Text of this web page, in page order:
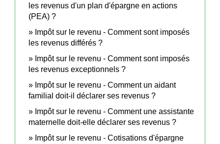
les revenus d'un plan d'épargne en actions
(PEA) ?
Impôt sur le revenu - Comment sont imposés
les revenus différés ?
Impôt sur le revenu - Comment sont imposés
les revenus exceptionnels ?
Impôt sur le revenu - Comment un aidant
familial doit-il déclarer ses revenus ?
Impôt sur le revenu - Comment une assistante
maternelle doit-elle déclarer ses revenus ?
Impôt sur le revenu - Cotisations d'épargne